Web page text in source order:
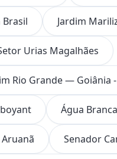
Brasil Jardim
Urias Magalhães
Rio Grande — Goiânia
Água Branca
Senador